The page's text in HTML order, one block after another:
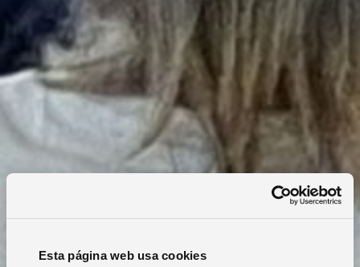
Esta página web usa cookies